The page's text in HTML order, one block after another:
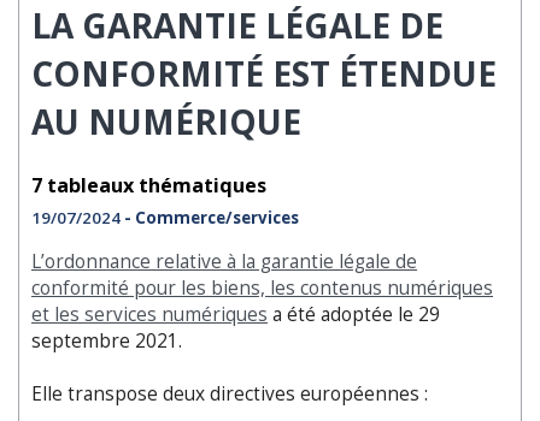
LA GARANTIE LÉGALE DE
CONFORMITÉ EST ÉTENDUE
AU NUMÉRIQUE
7 tableaux thématiques
19/07/2024 - Commerce/services
L’ordonnance relative à la garantie légale de
conformité pour les biens, les contenus numériques
et les services numériques a été adoptée le 29
septembre 2021.
Elle transpose deux directives européennes :